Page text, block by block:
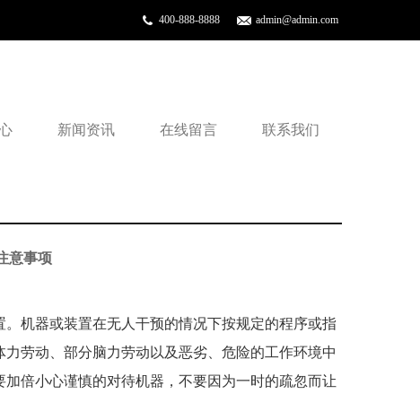
400-888-8888 admin@admin.com
新闻资讯 在线留言 联系我们
意事项
机器或装置在无人干预的情况下按规定的程序或指
劳动、部分脑力劳动以及恶劣、危险的工作环境中
倍小心谨慎的对待机器，不要因为一时的疏忽而让